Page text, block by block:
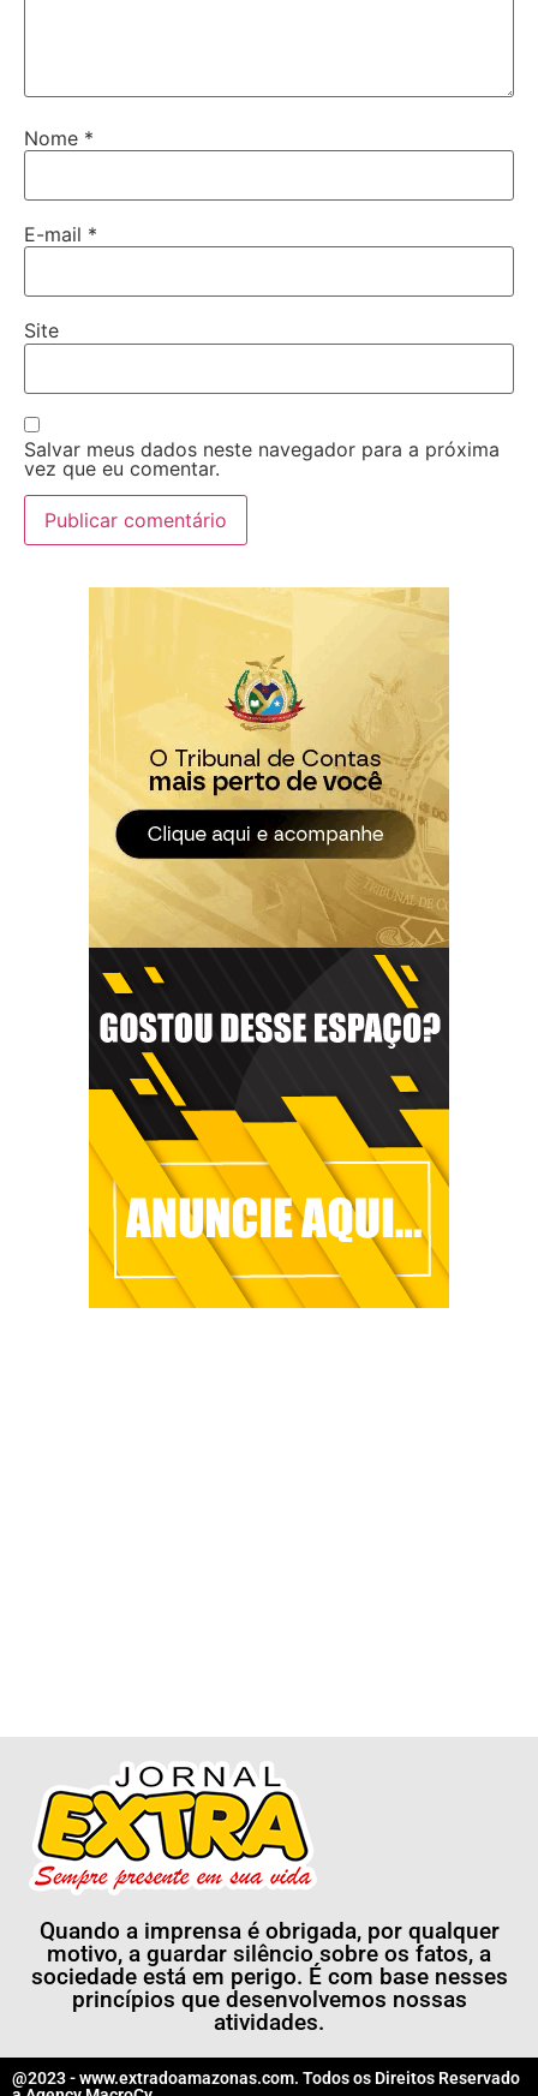
Nome *
E-mail *
Site
Salvar meus dados neste navegador para a próxima
vez que eu comentar.
Quando a imprensa é obrigada, por qualquer
motivo, a guardar silêncio sobre os fatos, a
sociedade está em perigo. É com base nesses
princípios que desenvolvemos nossas
atividades.
@2023 - www.extradoamazonas.com. Todos os Direitos Reservado